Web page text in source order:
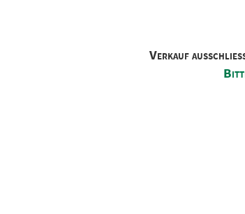
Verkauf